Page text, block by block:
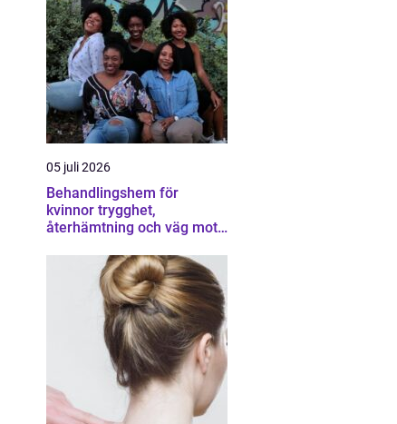
05 juli 2026
Behandlingshem för
kvinnor trygghet,
återhämtning och väg mot